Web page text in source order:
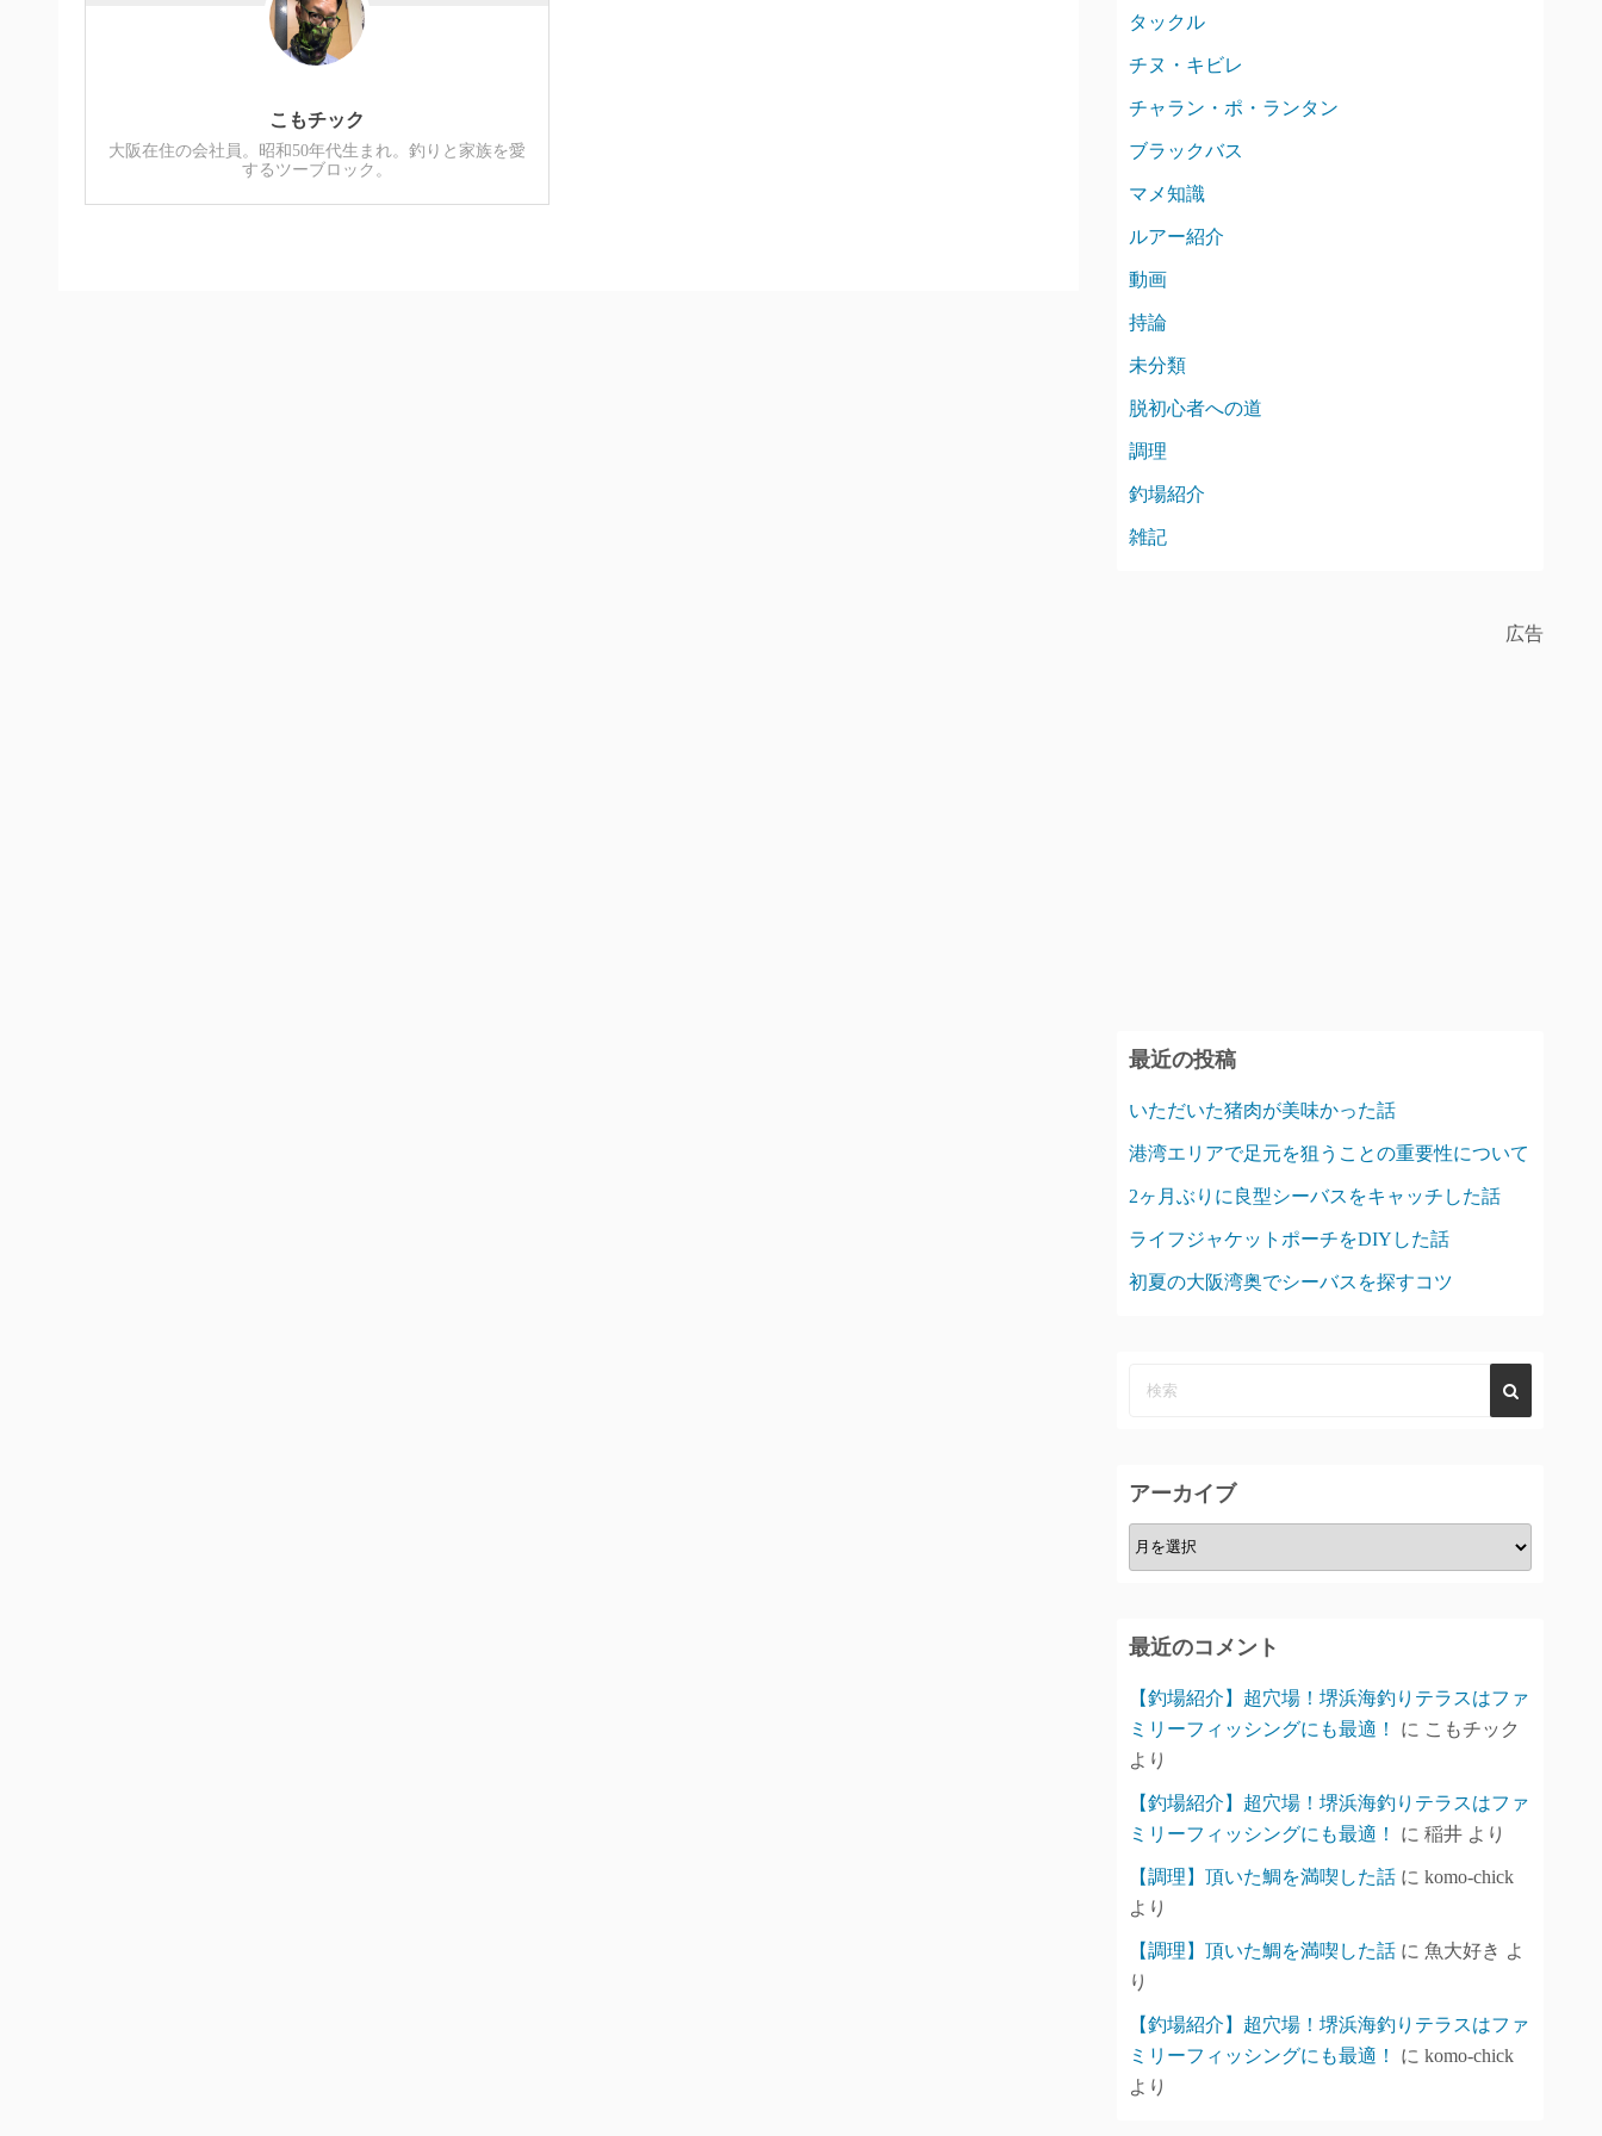
こもチック
大阪在住の会社員。昭和50年代生まれ。釣りと家族を愛
するツーブロック。
タックル
チヌ・キビレ
チャラン・ポ・ランタン
ブラックバス
マメ知識
ルアー紹介
動画
持論
未分類
脱初心者への道
調理
釣場紹介
雑記
広告
最近の投稿
いただいた猪肉が美味かった話
港湾エリアで足元を狙うことの重要性について
2ヶ月ぶりに良型シーバスをキャッチした話
ライフジャケットポーチをDIYした話
初夏の大阪湾奥でシーバスを探すコツ
アーカイブ
ア
ー
ブ
最近のコメント
【釣場紹介】超穴場！堺浜海釣りテラスはファ
ミリーフィッシングにも最適！
に こもチック
より
【釣場紹介】超穴場！堺浜海釣りテラスはファ
ミリーフィッシングにも最適！
に 稲井 より
【調理】頂いた鯛を満喫した話 に komo-chick
より
【調理】頂いた鯛を満喫した話 に 魚大好き よ
り
【釣場紹介】超穴場！堺浜海釣りテラスはファ
ミリーフィッシングにも最適！
に komo-chick
より